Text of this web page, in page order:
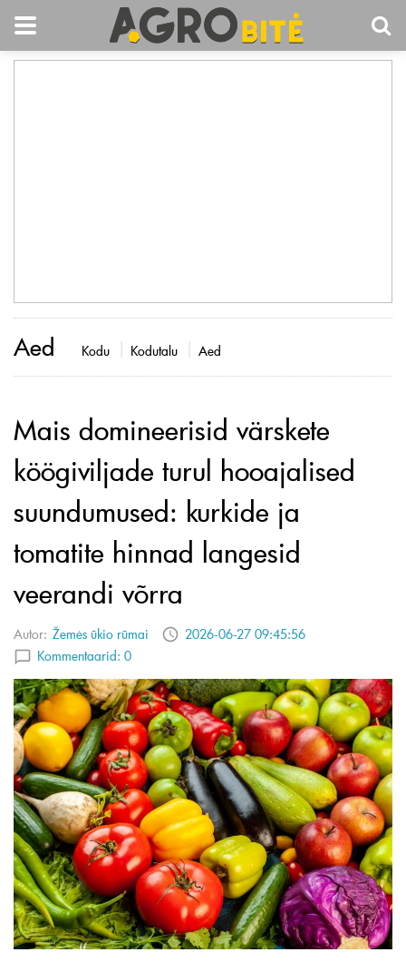
Aed Kodu Kodutalu Aed
Mais domineerisid värskete
köögiviljade turul hooajalised
suundumused: kurkide ja
tomatite hinnad langesid
veerandi võrra
Autor: Žemės ūkio rūmai
2026-06-27 09:45:56
Kommentaarid: 0